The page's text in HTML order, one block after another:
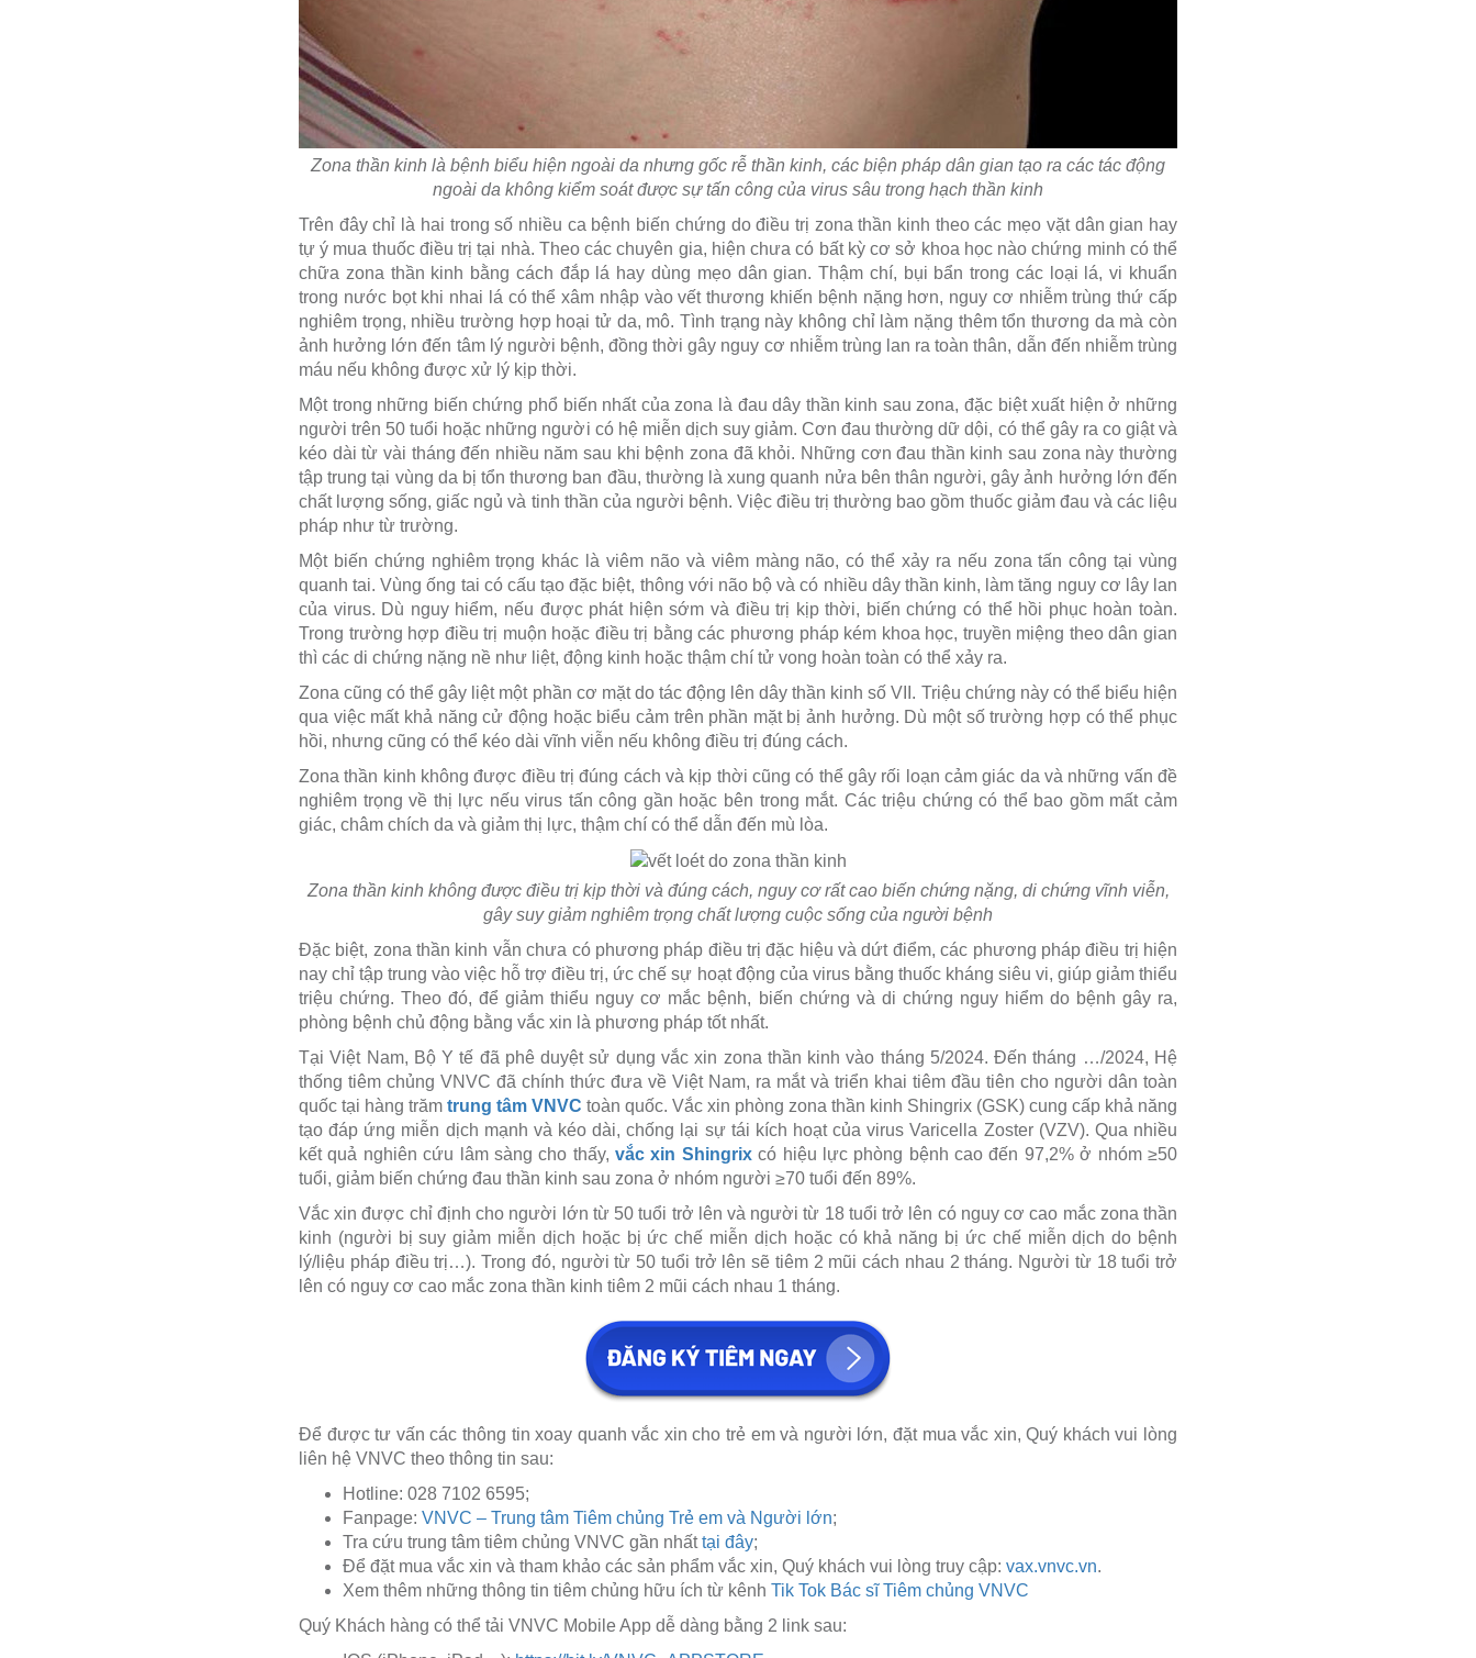
Zona thần kinh là bệnh biểu hiện ngoài da nhưng gốc rễ thần kinh, các biện pháp dân gian tạo ra các tác động
ngoài da không kiểm soát được sự tấn công của virus sâu trong hạch thần kinh
Trên đây chỉ là hai trong số nhiều ca bệnh biến chứng do điều trị zona thần kinh theo các mẹo vặt dân gian hay
tự ý mua thuốc điều trị tại nhà. Theo các chuyên gia, hiện chưa có bất kỳ cơ sở khoa học nào chứng minh có thể
chữa zona thần kinh bằng cách đắp lá hay dùng mẹo dân gian. Thậm chí, bụi bẩn trong các loại lá, vi khuẩn
trong nước bọt khi nhai lá có thể xâm nhập vào vết thương khiến bệnh nặng hơn, nguy cơ nhiễm trùng thứ cấp
nghiêm trọng, nhiều trường hợp hoại tử da, mô. Tình trạng này không chỉ làm nặng thêm tổn thương da mà còn
ảnh hưởng lớn đến tâm lý người bệnh, đồng thời gây nguy cơ nhiễm trùng lan ra toàn thân, dẫn đến nhiễm trùng
máu nếu không được xử lý kịp thời.
Một trong những biến chứng phổ biến nhất của zona là đau dây thần kinh sau zona, đặc biệt xuất hiện ở những
người trên 50 tuổi hoặc những người có hệ miễn dịch suy giảm. Cơn đau thường dữ dội, có thể gây ra co giật và
kéo dài từ vài tháng đến nhiều năm sau khi bệnh zona đã khỏi. Những cơn đau thần kinh sau zona này thường
tập trung tại vùng da bị tổn thương ban đầu, thường là xung quanh nửa bên thân người, gây ảnh hưởng lớn đến
chất lượng sống, giấc ngủ và tinh thần của người bệnh. Việc điều trị thường bao gồm thuốc giảm đau và các liệu
pháp như từ trường.
Một biến chứng nghiêm trọng khác là viêm não và viêm màng não, có thể xảy ra nếu zona tấn công tại vùng
quanh tai. Vùng ống tai có cấu tạo đặc biệt, thông với não bộ và có nhiều dây thần kinh, làm tăng nguy cơ lây lan
của virus. Dù nguy hiểm, nếu được phát hiện sớm và điều trị kịp thời, biến chứng có thể hồi phục hoàn toàn.
Trong trường hợp điều trị muộn hoặc điều trị bằng các phương pháp kém khoa học, truyền miệng theo dân gian
thì các di chứng nặng nề như liệt, động kinh hoặc thậm chí tử vong hoàn toàn có thể xảy ra.
Zona cũng có thể gây liệt một phần cơ mặt do tác động lên dây thần kinh số VII. Triệu chứng này có thể biểu hiện
qua việc mất khả năng cử động hoặc biểu cảm trên phần mặt bị ảnh hưởng. Dù một số trường hợp có thể phục
hồi, nhưng cũng có thể kéo dài vĩnh viễn nếu không điều trị đúng cách.
Zona thần kinh không được điều trị đúng cách và kịp thời cũng có thể gây rối loạn cảm giác da và những vấn đề
nghiêm trọng về thị lực nếu virus tấn công gần hoặc bên trong mắt. Các triệu chứng có thể bao gồm mất cảm
giác, châm chích da và giảm thị lực, thậm chí có thể dẫn đến mù lòa.
Zona thần kinh không được điều trị kịp thời và đúng cách, nguy cơ rất cao biến chứng nặng, di chứng vĩnh viễn,
gây suy giảm nghiêm trọng chất lượng cuộc sống của người bệnh
Đặc biệt, zona thần kinh vẫn chưa có phương pháp điều trị đặc hiệu và dứt điểm, các phương pháp điều trị hiện
nay chỉ tập trung vào việc hỗ trợ điều trị, ức chế sự hoạt động của virus bằng thuốc kháng siêu vi, giúp giảm thiểu
triệu chứng. Theo đó, để giảm thiểu nguy cơ mắc bệnh, biến chứng và di chứng nguy hiểm do bệnh gây ra,
phòng bệnh chủ động bằng vắc xin là phương pháp tốt nhất.
Tại Việt Nam, Bộ Y tế đã phê duyệt sử dụng vắc xin zona thần kinh vào tháng 5/2024. Đến tháng …/2024, Hệ
thống tiêm chủng VNVC đã chính thức đưa về Việt Nam, ra mắt và triển khai tiêm đầu tiên cho người dân toàn
quốc tại hàng trăm trung tâm VNVC toàn quốc. Vắc xin phòng zona thần kinh Shingrix (GSK) cung cấp khả năng
tạo đáp ứng miễn dịch mạnh và kéo dài, chống lại sự tái kích hoạt của virus Varicella Zoster (VZV). Qua nhiều
kết quả nghiên cứu lâm sàng cho thấy,vắc xin Shingrixcó hiệu lực phòng bệnh cao đến 97,2% ở nhóm ≥50
tuổi, giảm biến chứng đau thần kinh sau zona ở nhóm người ≥70 tuổi đến 89%.
Vắc xin được chỉ định cho người lớn từ 50 tuổi trở lên và người từ 18 tuổi trở lên có nguy cơ cao mắc zona thần
kinh (người bị suy giảm miễn dịch hoặc bị ức chế miễn dịch hoặc có khả năng bị ức chế miễn dịch do bệnh
lý/liệu pháp điều trị…). Trong đó, người từ 50 tuổi trở lên sẽ tiêm 2 mũi cách nhau 2 tháng. Người từ 18 tuổi trở
lên có nguy cơ cao mắc zona thần kinh tiêm 2 mũi cách nhau 1 tháng.
Để được tư vấn các thông tin xoay quanh vắc xin cho trẻ em và người lớn, đặt mua vắc xin, Quý khách vui lòng
liên hệ VNVC theo thông tin sau:
Hotline: 028 7102 6595;
Fanpage: VNVC – Trung tâm Tiêm chủng Trẻ em và Người lớn;
Tra cứu trung tâm tiêm chủng VNVC gần nhấttại đây;
Để đặt mua vắc xin và tham khảo các sản phẩm vắc xin, Quý khách vui lòng truy cập: vax.vnvc.vn.
Xem thêm những thông tin tiêm chủng hữu ích từ kênh Tik Tok Bác sĩ Tiêm chủng VNVC
Quý Khách hàng có thể tải VNVC Mobile App dễ dàng bằng 2 link sau: